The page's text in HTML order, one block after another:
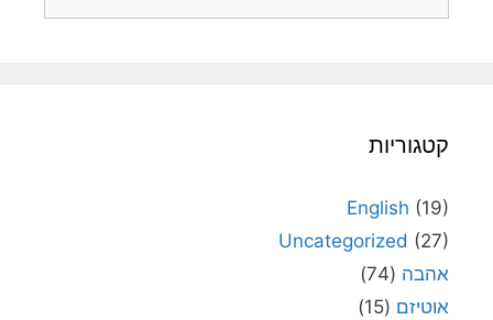
קטגוריות
English (19)
Uncategorized (27)
אהבה (74)
אוטיזם (15)